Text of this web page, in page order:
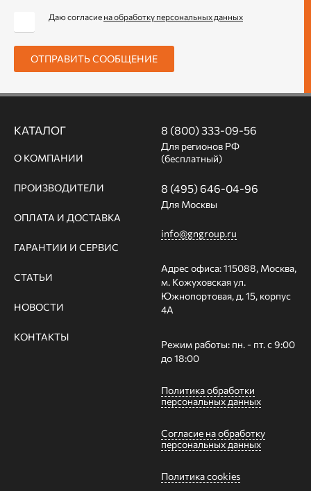
Даю согласие на обработку персональных данных
ОТПРАВИТЬ СООБЩЕНИЕ
КАТАЛОГ
О КОМПАНИИ
ПРОИЗВОДИТЕЛИ
ОПЛАТА И ДОСТАВКА
ГАРАНТИИ И СЕРВИС
СТАТЬИ
НОВОСТИ
КОНТАКТЫ
8 (800) 333-09-56
Для регионов РФ
(бесплатный)
8 (495) 646-04-96
Для Москвы
info@gngroup.ru
Адрес офиса: 115088, Москва,
м. Кожуховская ул.
Южнопортовая, д. 15, корпус
4А
Режим работы: пн. - пт. с 9:00
до 18:00
Политика обработки
персональных данных
Согласие на обработку
персональных данных
Политика cookies